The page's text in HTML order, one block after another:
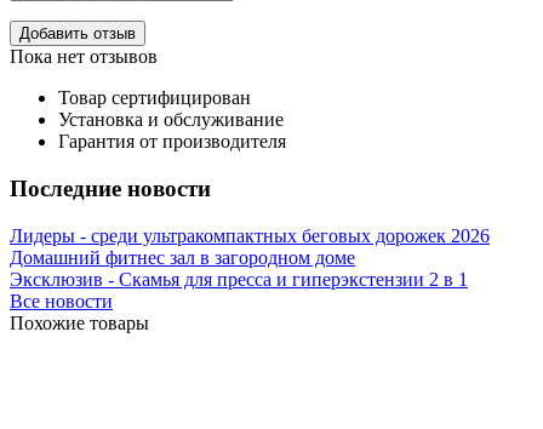
Добавить отзыв
Пока нет отзывов
Товар сертифицирован
Установка и обслуживание
Гарантия от производителя
Последние новости
Лидеры - среди ультракомпактных беговых дорожек 2026
Домашний фитнес зал в загородном доме
Эксклюзив - Скамья для пресса и гиперэкстензии 2 в 1
Все новости
Похожие товары